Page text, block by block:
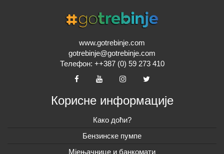
www.gotrebinje.com
gotrebinje@gotrebinje.com
Телефон: ++387 (0) 59 273 410
Корисне информације
Како доћи?
Бензинске пумпе
Мјењачнице и банкомати